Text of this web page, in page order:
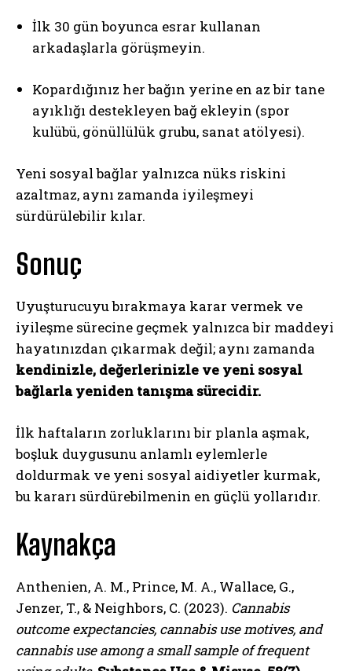
ABONE OL
İlk 30 gün boyunca esrar kullanan
arkadaşlarla görüşmeyin.
Kopardığınız her bağın yerine en az bir tane
ayıklığı destekleyen bağ ekleyin (spor
kulübü, gönüllülük grubu, sanat atölyesi).
Yeni sosyal bağlar yalnızca nüks riskini
azaltmaz, aynı zamanda iyileşmeyi
sürdürülebilir kılar.
Sonuç
Uyuşturucuyu bırakmaya karar vermek ve
iyileşme sürecine geçmek yalnızca bir maddeyi
hayatınızdan çıkarmak değil; aynı zamanda
kendinizle, değerlerinizle ve yeni sosyal
bağlarla yeniden tanışma sürecidir.
İlk haftaların zorluklarını bir planla aşmak,
boşluk duygusunu anlamlı eylemlerle
doldurmak ve yeni sosyal aidiyetler kurmak,
bu kararı sürdürebilmenin en güçlü yollarıdır.
Kaynakça
Anthenien, A. M., Prince, M. A., Wallace, G.,
Jenzer, T., & Neighbors, C. (2023). Cannabis
outcome expectancies, cannabis use motives, and
cannabis use among a small sample of frequent